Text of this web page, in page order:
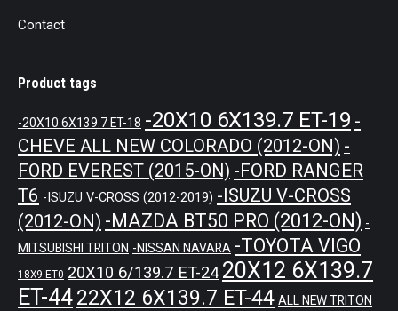
Contact
Product tags
-20X10 6X139.7 ET-18 -20X10 6X139.7 ET-19 -
CHEVE ALL NEW COLORADO (2012-ON) -
FORD EVEREST (2015-ON) -FORD RANGER
T6 -ISUZU V-CROSS (2012-2019) -ISUZU V-CROSS
(2012-ON) -MAZDA BT50 PRO (2012-ON) -
MITSUBISHI TRITON -NISSAN NAVARA -TOYOTA VIGO
18X9 ET0 20X10 6/139.7 ET-24 20X12 6X139.7
ET-4422X12 6X139.7 ET-44 ALL NEW TRITON